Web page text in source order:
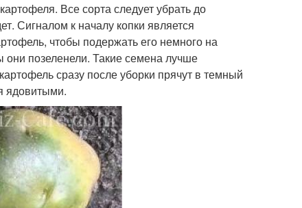
Все сорта следует убрать до
Сигналом к началу копки является
чтобы подержать его немного на
они позеленели. Такие семена лучше
сразу после уборки прячут в темный
ядовитыми.